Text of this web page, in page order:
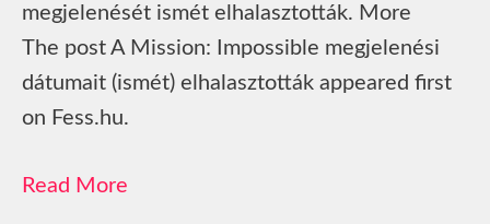
megjelenését ismét elhalasztották. More
The post A Mission: Impossible megjelenési
dátumait (ismét) elhalasztották appeared first
on Fess.hu.
Read More